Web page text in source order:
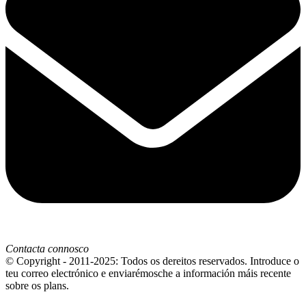
Contacta connosco
© Copyright - 2011-2025: Todos os dereitos reservados. Introduce o
teu correo electrónico e enviarémosche a información máis recente
sobre os plans.